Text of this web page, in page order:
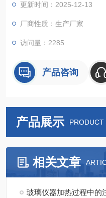
更新时间：2025-12-13
厂商性质：生产厂家
访问量：2285
产品咨询
产品展示 PRODUCT
相关文章
玻璃仪器加热过程中的